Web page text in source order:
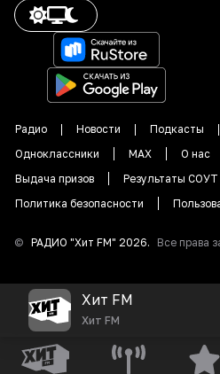
Радио Новости Подкасты
Одноклассники
MAX О нас
Выдача призов
Результаты СОУТ
Политика безопасности
© РАДИО "Хит FM" 2026. Все права
Хит FM
Хит FM